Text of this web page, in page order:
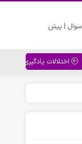
اختلالات یادگیری